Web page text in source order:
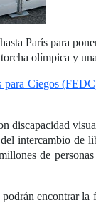
París para
olímpica y
para Ciegos
discapacidad
intercambio de
de
encontrar la